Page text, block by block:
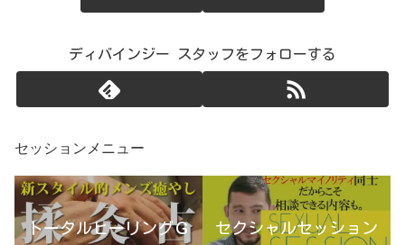
ディバインジー スタッフをフォローする
セッションメニュー
トータルヒーリングＧ セクシャルセッション